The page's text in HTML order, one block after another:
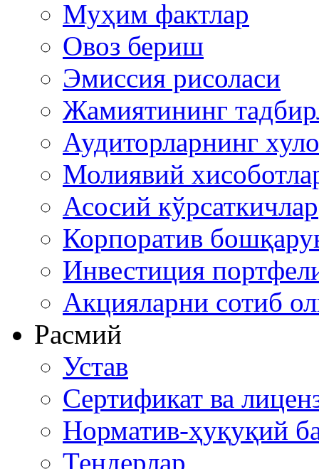
Муҳим фактлар
Овоз бериш
Эмиссия рисоласи
Жамиятининг
Аудиторларнинг
Молиявий
Асосий кўрсаткичлар
Корпоратив
Инвестиция
Акцияларни сотиб
Расмий
Устав
Сертификат ва
Норматив-ҳуқуқий
Тендерлар